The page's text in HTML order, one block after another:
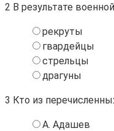
2 В результате
рекруты
гвардейцы
стрельцы
драгуны
3 Кто из
А. Адашев